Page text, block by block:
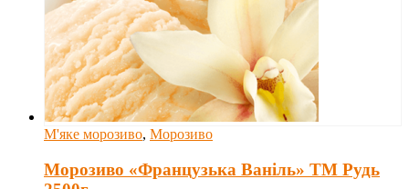
М'яке морозиво, Морозиво
Морозиво «Французька Ваніль» ТМ Рудь